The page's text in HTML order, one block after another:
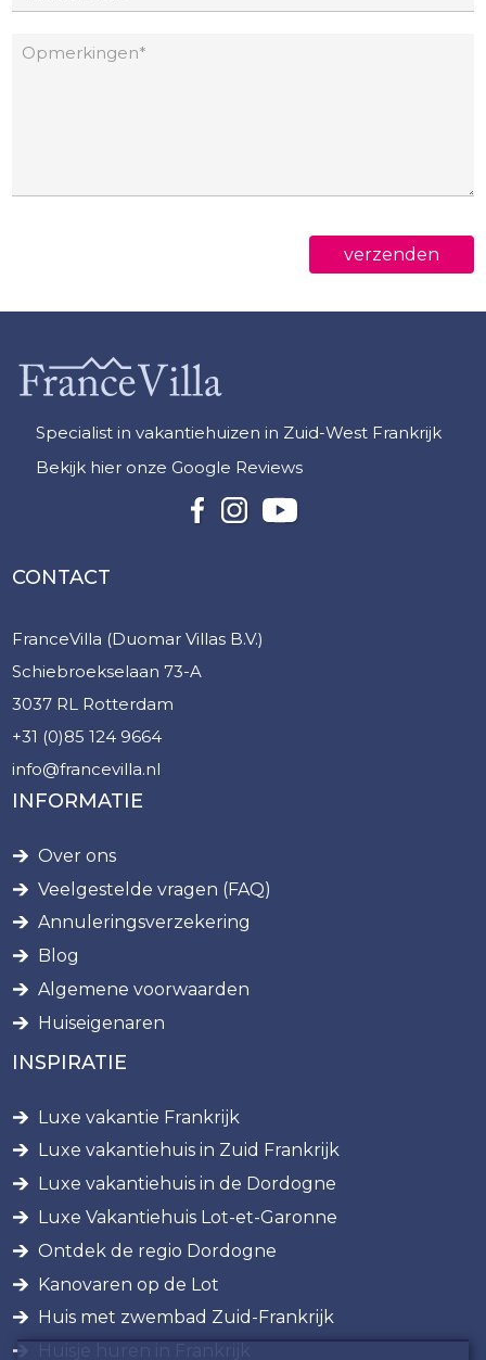
verzenden
Specialist in vakantiehuizen in Zuid-West Frankrijk
Bekijk hier onze Google Reviews
CONTACT
FranceVilla (Duomar Villas B.V.)
Schiebroekselaan 73-A
3037 RL Rotterdam
+31 (0)85 124 9664
info@francevilla.nl
INFORMATIE
Over ons
Veelgestelde vragen (FAQ)
Annuleringsverzekering
Blog
Algemene voorwaarden
Huiseigenaren
INSPIRATIE
Luxe vakantie Frankrijk
Luxe vakantiehuis in Zuid Frankrijk
Luxe vakantiehuis in de Dordogne
Luxe Vakantiehuis Lot-et-Garonne
Ontdek de regio Dordogne
Kanovaren op de Lot
Huis met zwembad Zuid-Frankrijk